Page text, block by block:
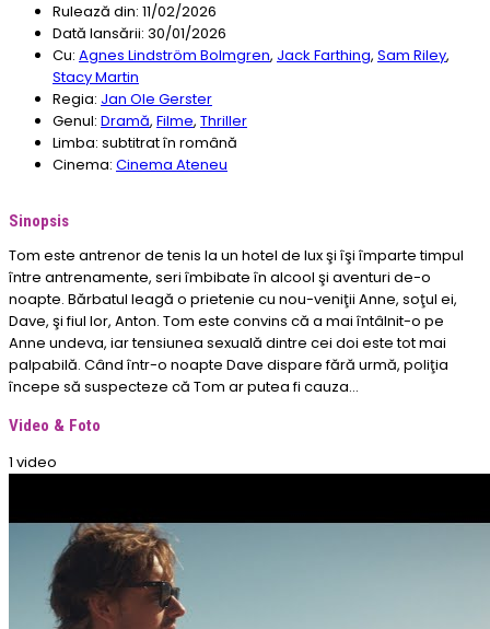
Rulează din: 11/02/2026
Dată lansării: 30/01/2026
Cu: Agnes Lindström Bolmgren, Jack Farthing, Sam Riley,
Stacy Martin
Regia: Jan Ole Gerster
Genul: Dramă, Filme, Thriller
Limba: subtitrat în română
Cinema: Cinema Ateneu
Sinopsis
Tom este antrenor de tenis la un hotel de lux şi îşi împarte timpul
între antrenamente, seri îmbibate în alcool şi aventuri de-o
noapte. Bărbatul leagă o prietenie cu nou-veniţii Anne, soţul ei,
Dave, şi fiul lor, Anton. Tom este convins că a mai întâlnit-o pe
Anne undeva, iar tensiunea sexuală dintre cei doi este tot mai
palpabilă. Când într-o noapte Dave dispare fără urmă, poliţia
începe să suspecteze că Tom ar putea fi cauza…
Video & Foto
1 video